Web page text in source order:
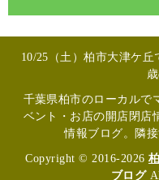
10/25（土）柏市大津ケ
千葉県柏市のローカルで
ベント・お店の開店閉店
情報ブログ。隣
Copyright © 2016-2026
ブログ